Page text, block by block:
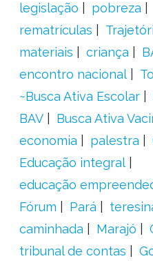
legislação
pobreza
rematrículas
materiais
criança
encontro nacional
~Busca Ativa Escolar
BAV
Busca Ativa
economia
palestra
Educação integral
educação
Fórum
Pará
caminhada
Marajó
tribunal de contas